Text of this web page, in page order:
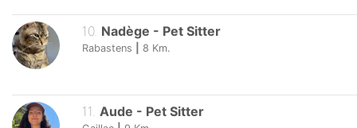
10. Nadège - Pet Sitter
Rabastens 8 Km.
11 Aude - Pet Sitter